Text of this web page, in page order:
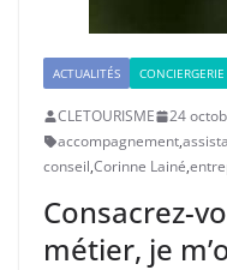
ACTUALITÉS CONCIERGERIE
CLETOURISME
24
accompagnement,
conseil,Corinne Lainé,
Consacrez-
métier, je